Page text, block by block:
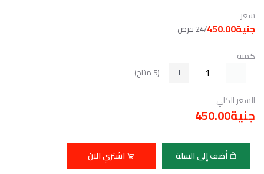
سعر
جنية450.00 /24 قرص
كمية
(
5 متاح)
السعر الكلي
جنية450.00
أضف إلى السلة اشتري الآن